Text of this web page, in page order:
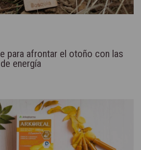
para afrontar el otoño con las
energía